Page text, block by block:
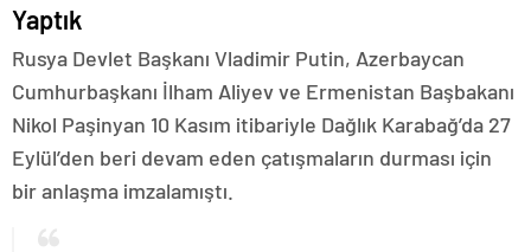
Yaptık
Rusya Devlet Başkanı Vladimir Putin, Azerbaycan
Cumhurbaşkanı İlham Aliyev ve Ermenistan Başbakanı
Nikol Paşinyan 10 Kasım itibariyle Dağlık Karabağ’da 27
Eylül’den beri devam eden çatışmaların durması için
bir anlaşma imzalamıştı.